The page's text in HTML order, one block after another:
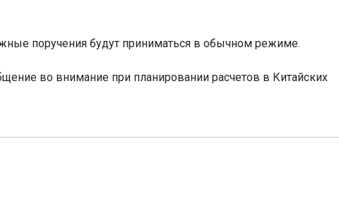
поручения будут приниматься в обычном режиме.
во внимание при планировании расчетов в Китайских